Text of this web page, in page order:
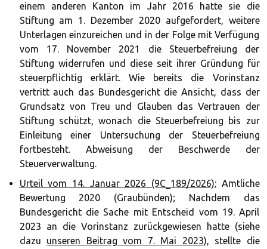
einem anderen Kanton im Jahr 2016 hatte sie die
Stiftung am 1. Dezember 2020 aufgefordert, weitere
Unterlagen einzureichen und in der Folge mit Verfügung
vom 17. November 2021 die Steuerbefreiung der
Stiftung widerrufen und diese seit ihrer Gründung für
steuerpflichtig erklärt. Wie bereits die Vorinstanz
vertritt auch das Bundesgericht die Ansicht, dass der
Grundsatz von Treu und Glauben das Vertrauen der
Stiftung schützt, wonach die Steuerbefreiung bis zur
Einleitung einer Untersuchung der Steuerbefreiung
fortbesteht. Abweisung der Beschwerde der
Steuerverwaltung.
Urteil vom 14. Januar 2026 (9C_189/2026):Amtliche
Bewertung 2020 (Graubünden); Nachdem das
Bundesgericht die Sache mit Entscheid vom 19. April
2023 an die Vorinstanz zurückgewiesen hatte (siehe
dazu unseren Beitrag vom 7. Mai 2023), stellte die